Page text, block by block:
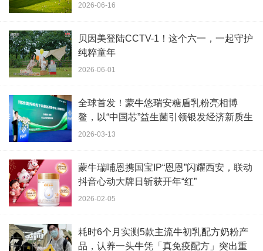
2026-06-16
贝因美登陆CCTV-1！这个六一，一起守护
纯粹童年
2026-06-01
全球首发！蒙牛悠瑞安糖盾乳粉亮相博
鳌，以“中国芯”益生菌引领银发经济新质生
产力
2026-03-13
蒙牛瑞哺恩携国宝IP“恩恩”闪耀西安，联动
抖音心动大牌日斩获开年“红”
2026-02-05
耗时6个月实测5款主流牛初乳配方奶粉产
品，认养一头牛凭「真免疫配方」突出重